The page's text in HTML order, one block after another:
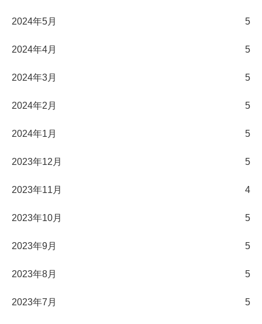
2024年5月 5
2024年4月 5
2024年3月 5
2024年2月 5
2024年1月 5
2023年12月 5
2023年11月 4
2023年10月 5
2023年9月 5
2023年8月 5
2023年7月 5